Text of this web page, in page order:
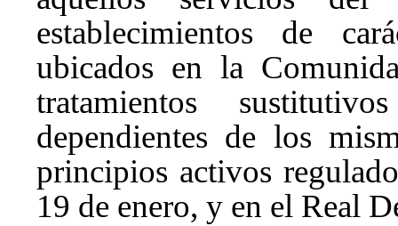
establecimientos de
ubicados en la
tratamientos
dependientes de los
principios activos
19 de enero, y en el Real